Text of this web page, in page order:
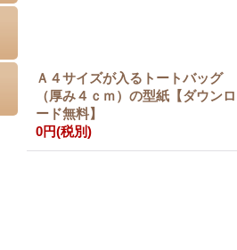
Ａ４サイズが入るトートバッグ
（厚み４ｃｍ）の型紙【ダウンロ
ード無料】
0円(税別)